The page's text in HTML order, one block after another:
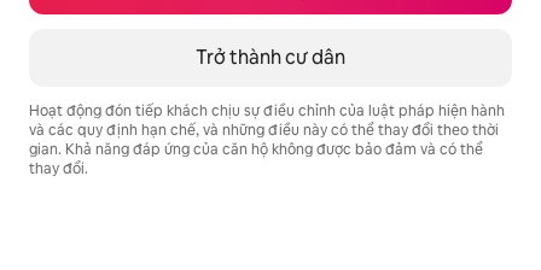
Trở thành cư dân
Hoạt động đón tiếp khách chịu sự điều chỉnh của luật pháp hiện hành
và các quy định hạn chế, và những điều này có thể thay đổi theo thời
gian. Khả năng đáp ứng của căn hộ không được bảo đảm và có thể
thay đổi.